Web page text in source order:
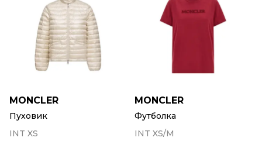
MONCLER
Пуховик
INT XS
MONCLER
Футболка
INT XS/M